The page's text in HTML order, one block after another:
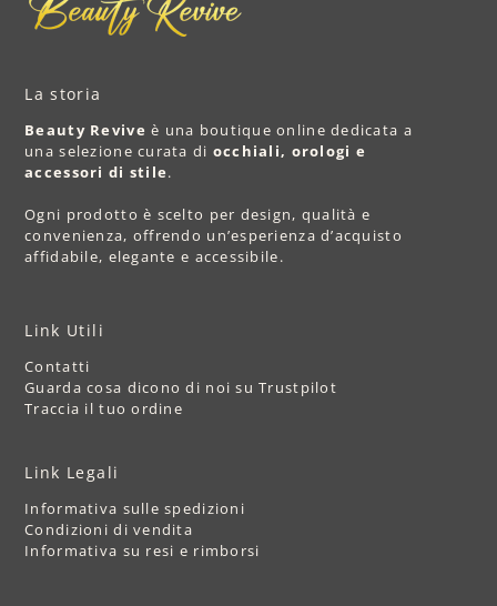
La storia
Beauty Revive è una boutique online dedicata a
una selezione curata di occhiali, orologi e
accessori di stile.
Ogni prodotto è scelto per design, qualità e
convenienza, offrendo un’esperienza d’acquisto
affidabile, elegante e accessibile.
Link Utili
Contatti
Guarda cosa dicono di noi su Trustpilot
Traccia il tuo ordine
Link Legali
Informativa sulle spedizioni
Condizioni di vendita
Informativa su resi e rimborsi